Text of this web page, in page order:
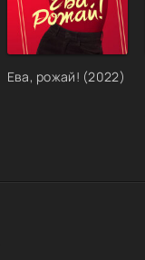
Ева, рожай! (2022)